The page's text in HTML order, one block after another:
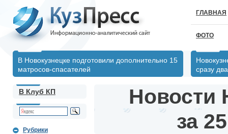
ГЛАВНАЯ
ФОТО
В Новокузнецке подготовили дополнительно 15
матросов-спасателей
сразу
В Клуб КП
Рубрики
Новости
за